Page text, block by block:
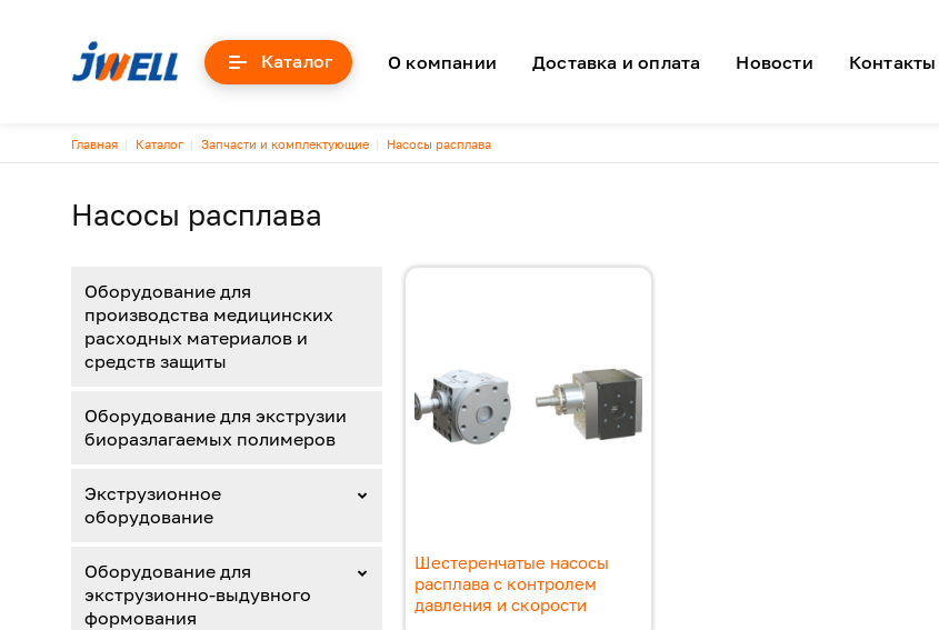
Каталог Основная навигация
О компании Доставка и оплата Новости Контакты
Строка навигации
Главная Каталог Запчасти и комплектующие Насосы расплава
Насосы расплава
Оборудование для
производства медицинских
расходных материалов и
средств защиты
Оборудование для экструзии
биоразлагаемых полимеров
Экструзионное
оборудование
Оборудование для
экструзионно-выдувного
формования
Шестеренчатые насосы
расплава с контролем
давления и скорости